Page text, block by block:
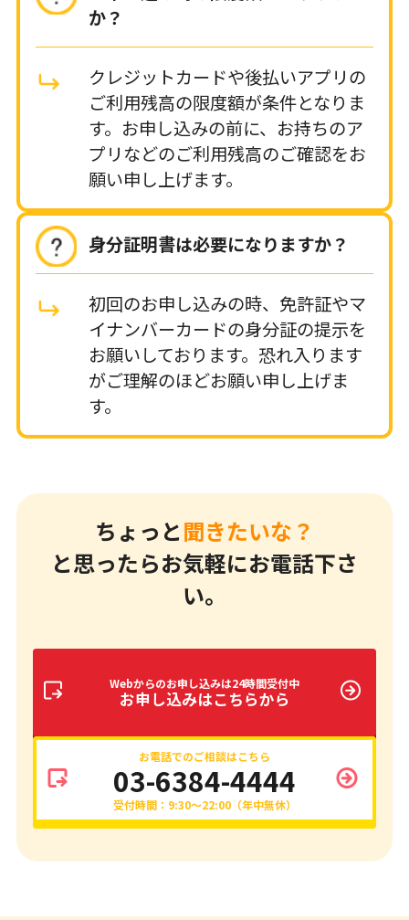
か？
クレジットカードや後払いアプリの
ご利用残高の限度額が条件となりま
す。お申し込みの前に、お持ちのア
プリなどのご利用残高のご確認をお
願い申し上げます。
身分証明書は必要になりますか？
初回のお申し込みの時、免許証やマ
イナンバーカードの身分証の提示を
お願いしております。恐れ入ります
がご理解のほどお願い申し上げま
す。
ちょっと聞きたいな？
と思ったらお気軽にお電話下さ
い。
Webからのお申し込みは24時間受付中
お申し込みはこちらから
お電話でのご相談はこちら
03-6384-4444
受付時間：9:30～22:00（年中無休）